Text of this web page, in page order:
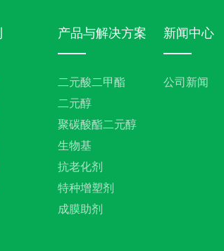
产品与解决方案
二元酸二甲酯
二元醇
聚碳酸酯二元醇
生物基
抗老化剂
特种增塑剂
成膜助剂
新闻中心
公司新闻